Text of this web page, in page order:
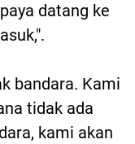
datang ke
bandara. Kami
tidak ada
kami akan